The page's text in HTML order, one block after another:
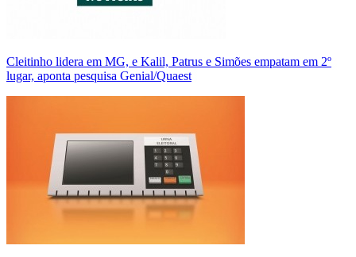
Cleitinho lidera em MG, e Kalil, Patrus e Simões empatam em 2º
lugar, aponta pesquisa Genial/Quaest